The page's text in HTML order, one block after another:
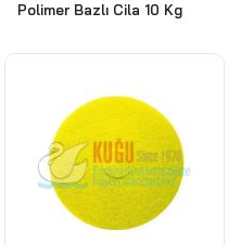
Polimer Bazlı Cila 10 Kg